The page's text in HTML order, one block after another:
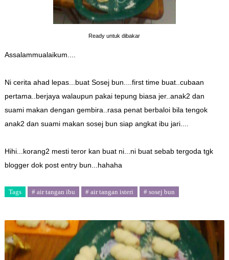
Ready untuk dibakar
Assalammualaikum....
Ni cerita ahad lepas...buat Sosej bun....first time buat..cubaan
pertama..berjaya walaupun pakai tepung biasa jer..anak2 dan
suami makan dengan gembira..rasa penat berbaloi bila tengok
anak2 dan suami makan sosej bun siap angkat ibu jari....
Hihi...korang2 mesti teror kan buat ni...ni buat sebab tergoda tgk
blogger dok post entry bun...hahaha
Tags # air tangan ibu # air tangan isteri # sosej bun